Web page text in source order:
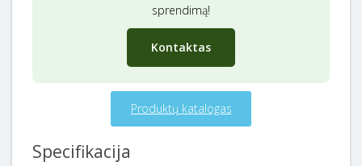
sprendimą!
Kontaktas
Produktų katalogas
Specifikacija